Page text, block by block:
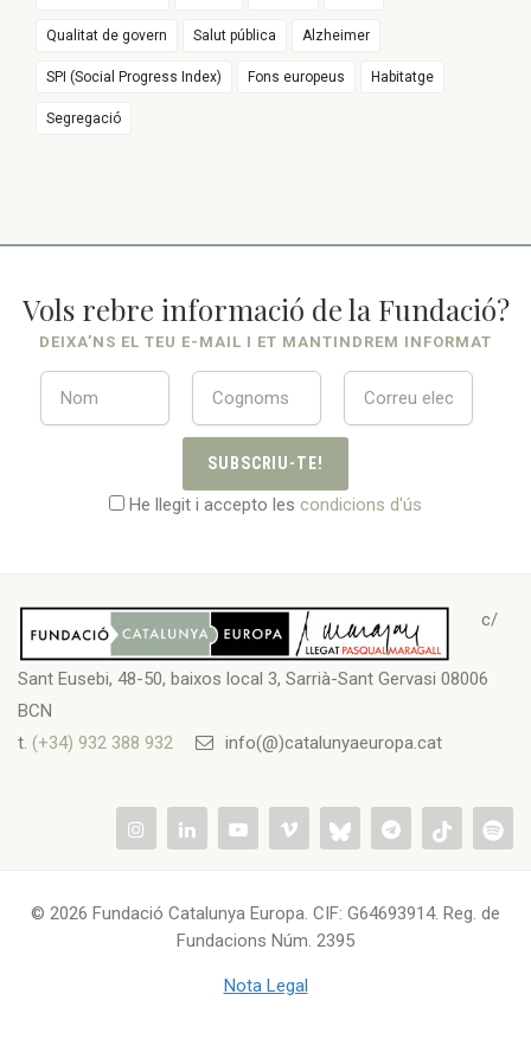
Qualitat de govern Salut pública Alzheimer
SPI (Social Progress Index) Fons europeus Habitatge
Segregació
Vols rebre informació de la Fundació?
DEIXA’NS EL TEU E-MAIL I ET MANTINDREM INFORMAT
SUBSCRIU-TE!
He llegit i accepto les condicions d'ús
c/
Sant Eusebi, 48-50, baixos local 3, Sarrià-Sant Gervasi 08006
BCN
t. (+34) 932 388 932 info(@)catalunyaeuropa.cat
© 2026 Fundació Catalunya Europa. CIF: G64693914. Reg. de
Fundacions Núm. 2395
Nota Legal